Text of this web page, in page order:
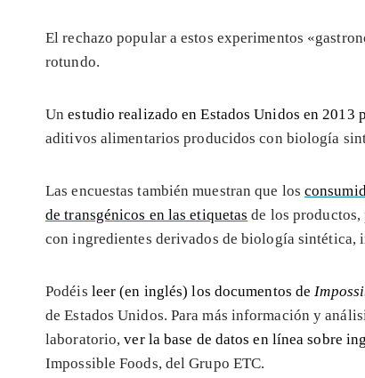
El rechazo popular a estos experimentos
rotundo.
Unestudio realizado en Estados Unidos en 2013
aditivos alimentarios producidos con biología
Las encuestas también muestran que los
de transgénicos en las etiquetas de los productos,
con ingredientes derivados de biología
Podéis leer (en inglés) los documentos de
de Estados Unidos. Para más información y
laboratorio,ver la base de datos en línea sobre
Impossible Foods, del Grupo ETC.